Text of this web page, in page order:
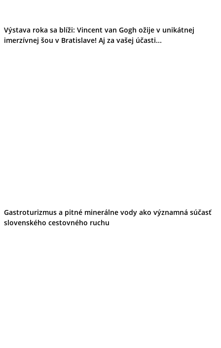
Podujatia
Výstava
Galéria
Hrady
Podujatia
Výstava roka sa blíži: Vincent van Gogh ožije v unikátnej
imerzívnej šou v Bratislave! Aj za vašej účasti...
Gastroturizmus a pitné minerálne vody ako významná súčasť
slovenského cestovného ruchu